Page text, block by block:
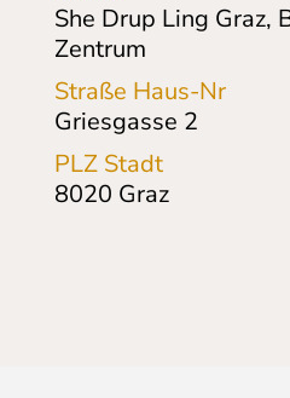
She Drup Ling Graz,
Zentrum
Straße Haus-Nr
Griesgasse 2
PLZ Stadt
8020 Graz